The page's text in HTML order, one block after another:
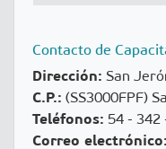
Contacto de
Dirección: San
C.P.: (SS3000FPF)
Teléfonos: 54 - 342
Correo electrónico: